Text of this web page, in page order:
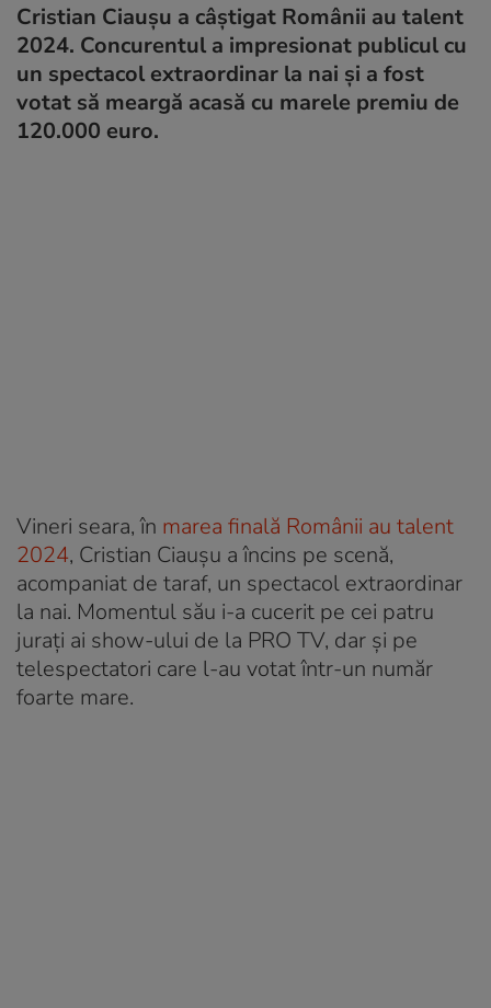
Cristian Ciaușu a câștigat Românii au talent
2024. Concurentul a impresionat publicul cu
un spectacol extraordinar la nai și a fost
votat să meargă acasă cu marele premiu de
120.000 euro.
Vineri seara, în marea finală Românii au talent
2024, Cristian Ciaușu a încins pe scenă,
acompaniat de taraf, un spectacol extraordinar
la nai. Momentul său i-a cucerit pe cei patru
jurați ai show-ului de la PRO TV, dar și pe
telespectatori care l-au votat într-un număr
foarte mare.